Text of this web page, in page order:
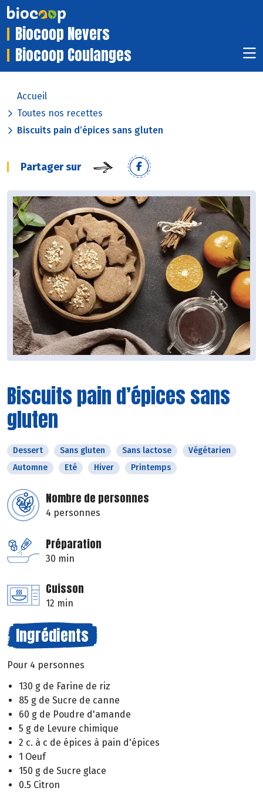
Biocoop Nevers
Biocoop Coulanges
Accueil
Toutes nos recettes
Biscuits pain d’épices sans gluten
Partager sur
Biscuits pain d’épices sans
gluten
Dessert Sans gluten Sans lactose
Végétarien
Automne
Eté Hiver Printemps
Nombre de personnes
4 personnes
Préparation
30 min
Cuisson
12 min
Ingrédients
Pour 4 personnes
130 g de Farine de riz
85 g de Sucre de canne
60 g de Poudre d'amande
5 g de Levure chimique
2 c. à c de épices à pain d'épices
1 Oeuf
150 g de Sucre glace
0.5 Citron